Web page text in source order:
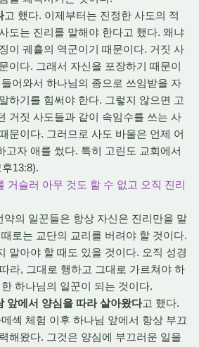
고 했다. 이제부터는 진정한 사도의 적
도는 진리를 말해야 한다고 했다. 왜냐
이 궤휼의 역군이기 때문이다. 거짓 사
이다. 그래서 자신을 포장하기 때문이
어와서 하나님의 종으로 쓰임받을 자
하기를 힘써야 한다. 그렇지 않으면 고
거짓 사도들과 같이 속임수를 쓰는 사
문이다. 그러므로 사도 바울은 언제 어
고자 애를 썼다. 특히 고린도 교회에서
13:8).
거슬러 아무 것도 할 수 없고 오직 진리
약의 일꾼들은 항상 자신은 진리만을 말
로는 교단의 교리를 버려야 할 것이다.
말아야 할 때도 있을 것이다. 오직 성경
라, 그대로 행하고 그대로 가르쳐야 하
하나님의 일꾼이 되는 것이다.
앞에서 양심을 따라 살아왔다고 했다.
섹 체험 이후 하나님 앞에서 항상 부끄
해왔다. 그것은 양심에 부끄러운 일을